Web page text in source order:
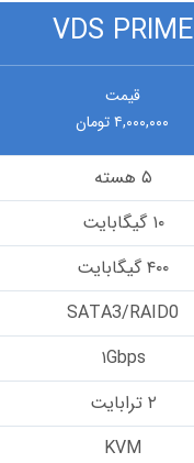
VDS PRIME
قیمت
۴,۰۰۰,۰۰۰ تومان
SATA3/RAID0
۱Gbps
KVM